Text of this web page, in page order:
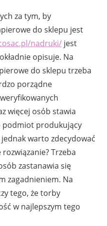
za tym, by
do sklepu jest
nadruki/jest
opisuje. Na
do sklepu trzeba
porządne
więcej osób stawia
podmiot produkujący
warto zdecydować
Trzeba
zastanawia się
zagadnieniem. Na
tego, że torby
w najlepszym tego